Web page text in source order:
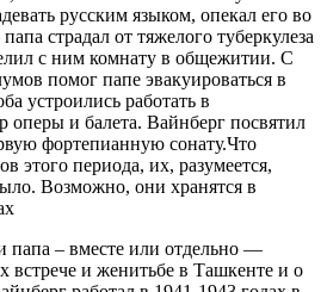
русским языком, опекал его во
страдал от тяжелого туберкулеза
с ним комнату в общежитии. С
помог папе эвакуироваться в
устроились работать в
оперы и балета. Вайнберг посвятил
фортепианную сонату.Что
этого периода, их, разумеется,
Возможно, они хранятся в
папа – вместе или отдельно —
встрече и женитьбе в Ташкенте и о